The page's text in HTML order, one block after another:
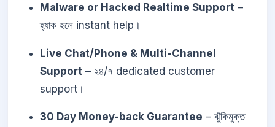
Malware or Hacked Realtime Support –
হ্যাক হলে instant help।
Live Chat/Phone & Multi-Channel
Support – ২৪/৭ dedicated customer
support।
30 Day Money-back Guarantee – ঝুঁকিমুক্ত